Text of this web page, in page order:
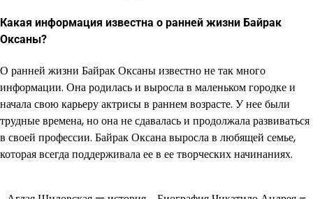
Какая информация известна о ранней жизни Байрак
Оксаны?
О ранней жизни Байрак Оксаны известно не так много
информации. Она родилась и выросла в маленьком городке и
начала свою карьеру актрисы в раннем возрасте. У нее были
трудные времена, но она не сдавалась и продолжала развиваться
в своей профессии. Байрак Оксана выросла в любящей семье,
которая всегда поддерживала ее в ее творческих начинаниях.